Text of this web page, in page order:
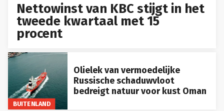
Nettowinst van KBC stijgt in het
tweede kwartaal met 15
procent
BUITENLAND
Olielek van vermoedelijke
Russische schaduwvloot
bedreigt natuur voor kust Oman